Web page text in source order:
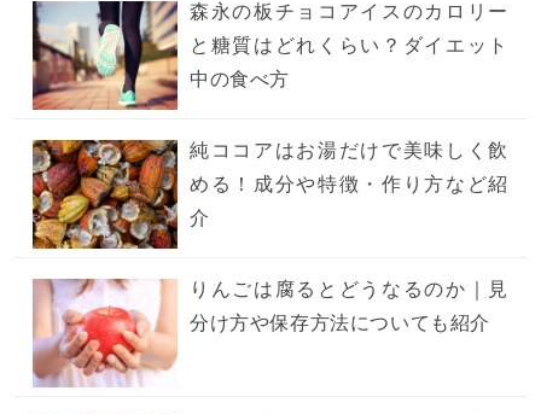
森永の板チョコアイスのカロリー
と糖質はどれくらい？ダイエット
中の食べ方
純ココアはお湯だけで美味しく飲
める！成分や特徴・作り方など紹
介
りんごは腐るとどうなるのか｜見
分け方や保存方法についても紹介